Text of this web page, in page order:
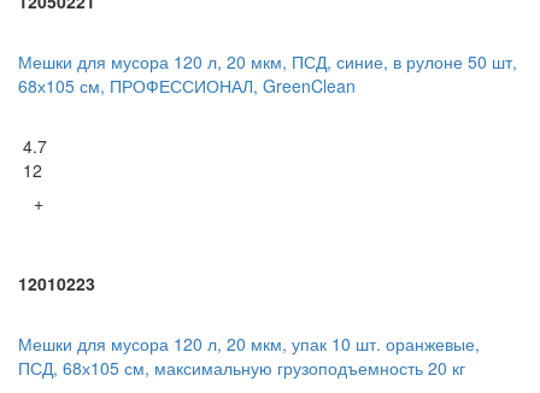
Мешки для мусора 120 л, 20 мкм, ПСД, синие, в рулоне 50 шт,
68х105 см, ПРОФЕССИОНАЛ, GreenClean
4.7
12
+
12010223
Мешки для мусора 120 л, 20 мкм, упак 10 шт. оранжевые,
ПСД, 68х105 см, максимальную грузоподъемность 20 кг